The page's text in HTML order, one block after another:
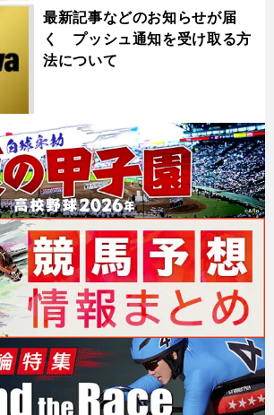
最新記事などのお知らせが届
く プッシュ通知を受け取る方
法について